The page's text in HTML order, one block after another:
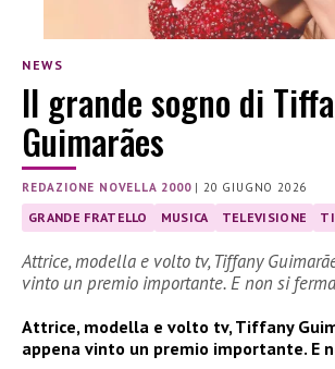
NEWS
Il grande sogno di
Guimarães
REDAZIONE NOVELLA 2000|20 GIUGNO 2026
GRANDE FRATELLO MUSICA TELEVISIONE
Attrice, modella e volto tv, Tiffany
vinto un premio importante. E non si
Attrice, modella e volto tv, Tiffany
appena vinto un premio importante. E